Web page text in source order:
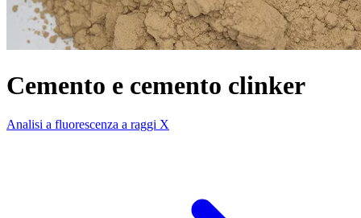
Cemento e cemento clinker
Analisi a fluorescenza a raggi X